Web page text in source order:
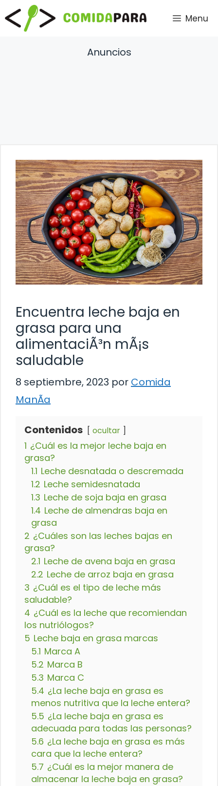
Saltar
al
contenido
Menu
Anuncios
Encuentra leche baja en
grasa para una
alimentaciÃ³n mÃ¡s
saludable
8 septiembre, 2023 por Comida
ManÃ­a
Contenidos ocultar
1 ¿Cuál es la mejor leche baja en
grasa?
1.1 Leche desnatada o descremada
1.2 Leche semidesnatada
1.3 Leche de soja baja en grasa
1.4 Leche de almendras baja en
grasa
2 ¿Cuáles son las leches bajas en
grasa?
2.1 Leche de avena baja en grasa
2.2 Leche de arroz baja en grasa
3 ¿Cuál es el tipo de leche más
saludable?
4 ¿Cuál es la leche que recomiendan
los nutriólogos?
5 Leche baja en grasa marcas
5.1 Marca A
5.2 Marca B
5.3 Marca C
5.4 ¿La leche baja en grasa es
menos nutritiva que la leche entera?
5.5 ¿La leche baja en grasa es
adecuada para todas las personas?
5.6 ¿La leche baja en grasa es más
cara que la leche entera?
5.7 ¿Cuál es la mejor manera de
almacenar la leche baja en grasa?